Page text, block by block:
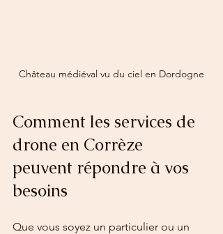
Château médiéval vu du ciel en Dordogne
Comment les services de
drone en Corrèze
peuvent répondre à vos
besoins
Que vous soyez un particulier ou un